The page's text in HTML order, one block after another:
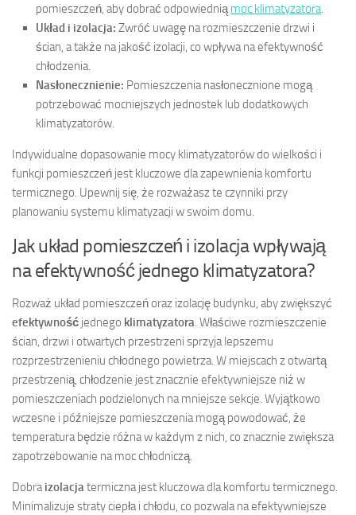
pomieszczeń, aby dobrać odpowiednią moc klimatyzatora
Układ i izolacja: Zwróć uwagę na rozmieszczenie drzwi i
ścian, a także na jakość izolacji, co wpływa na efektywność
chłodzenia.
Nasłonecznienie: Pomieszczenia nasłonecznione mogą
potrzebować mocniejszych jednostek lub dodatkowych
klimatyzatorów.
Indywidualne dopasowanie mocy klimatyzatorów do wielkości i
funkcji pomieszczeń jest kluczowe dla zapewnienia komfortu
termicznego. Upewnij się, że rozważasz te czynniki przy
planowaniu systemu klimatyzacji w swoim domu.
Jak układ pomieszczeń i izolacja wpływają
na efektywność jednego klimatyzatora?
Rozważ układ pomieszczeń oraz izolację budynku, aby zwiększyć
efektywność jednego klimatyzatora . Właściwe rozmieszczenie
ścian, drzwi i otwartych przestrzeni sprzyja lepszemu
rozprzestrzenieniu chłodnego powietrza. W miejscach z otwartą
przestrzenią, chłodzenie jest znacznie efektywniejsze niż w
pomieszczeniach podzielonych na mniejsze sekcje. Wyjątkowo
wczesne i późniejsze pomieszczenia mogą powodować, że
temperatura będzie różna w każdym z nich, co znacznie zwiększa
zapotrzebowanie na moc chłodniczą.
Dobra izolacja termiczna jest kluczowa dla komfortu termicznego.
Minimalizuje straty ciepła i chłodu, co pozwala na efektywniejsze